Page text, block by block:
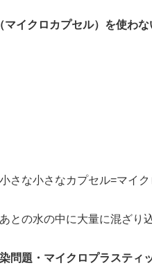
マイクロカプセル）を使わ
さな小さなカプセル=マイ
との水の中に大量に混ざり
問題・マイクロプラスティ